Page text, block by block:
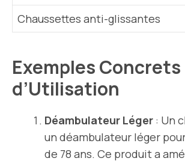
Chaussettes anti-glissantes
Exemples Concrets
d’Utilisation
Déambulateur Léger : Un
un déambulateur léger
de 78 ans. Ce produit a